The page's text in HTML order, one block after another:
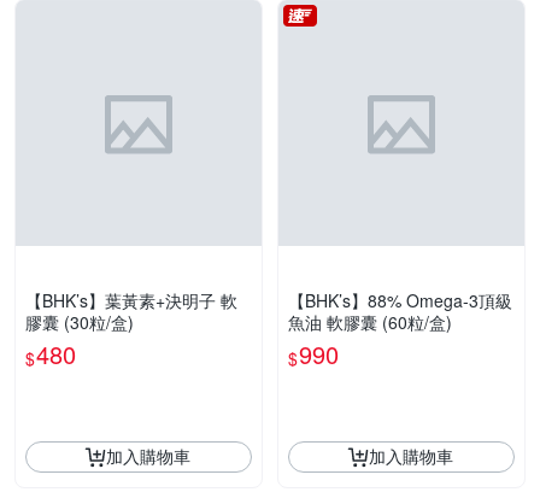
【BHK’s】葉黃素+決明子 軟
膠囊 (30粒/盒)
$480
加入購物車
【BHK’s】88% Omega-3頂級
魚油 軟膠囊 (60粒/盒)
$990
加入購物車